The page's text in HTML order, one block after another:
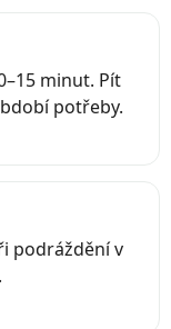
minut. Pít
potřeby.
podráždění v